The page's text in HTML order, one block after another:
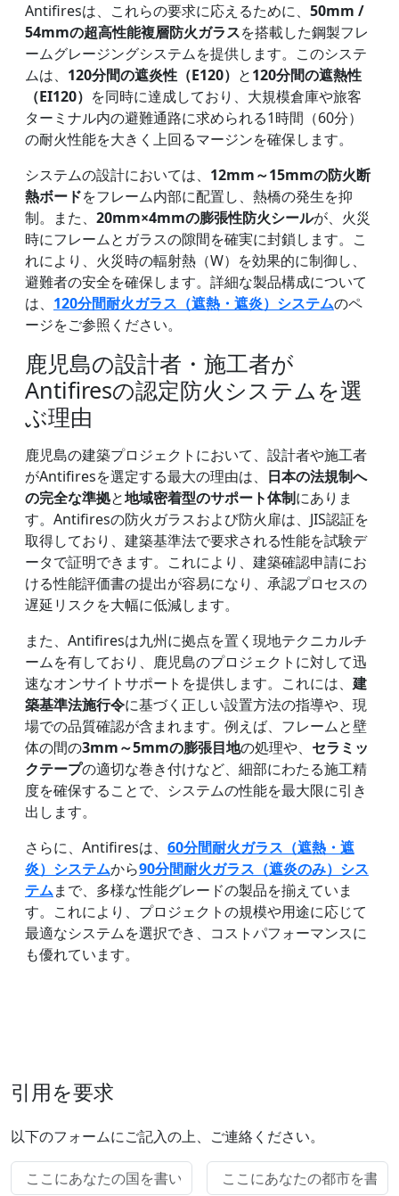
Antifiresは、これらの要求に応えるために、 50mm /
54mmの超高性能複層防火ガラスを搭載した鋼製フレ
ームグレージングシステムを提供します。このシステ
ムは、 120分間の遮炎性（E120） と120分間の遮熱性
（EI120） を同時に達成しており、大規模倉庫や旅客
ターミナル内の避難通路に求められる1時間（60分）
の耐火性能を大きく上回るマージンを確保します。
システムの設計においては、 12mm～15mmの防火断
熱ボードをフレーム内部に配置し、熱橋の発生を抑
制。また、 20mm×4mmの膨張性防火シールが、火災
時にフレームとガラスの隙間を確実に封鎖します。こ
れにより、火災時の輻射熱（W）を効果的に制御し、
避難者の安全を確保します。詳細な製品構成について
は、 120分間耐火ガラス（遮熱・遮炎）システムのペ
ージをご参照ください。
鹿児島の設計者・施工者が
Antifiresの認定防火システムを選
ぶ理由
鹿児島の建築プロジェクトにおいて、設計者や施工者
がAntifiresを選定する最大の理由は、 日本の法規制へ
の完全な準拠と地域密着型のサポート体制にありま
す。Antifiresの防火ガラスおよび防火扉は、JIS認証を
取得しており、建築基準法で要求される性能を試験デ
ータで証明できます。これにより、建築確認申請にお
ける性能評価書の提出が容易になり、承認プロセスの
遅延リスクを大幅に低減します。
また、Antifiresは九州に拠点を置く現地テクニカルチ
ームを有しており、鹿児島のプロジェクトに対して迅
速なオンサイトサポートを提供します。これには、 建
築基準法施行令に基づく正しい設置方法の指導や、現
場での品質確認が含まれます。例えば、フレームと壁
体の間の3mm～5mmの膨張目地の処理や、 セラミッ
クテープの適切な巻き付けなど、細部にわたる施工精
度を確保することで、システムの性能を最大限に引き
出します。
さらに、Antifiresは、 60分間耐火ガラス（遮熱・遮
炎）システムから90分間耐火ガラス（遮炎のみ）シス
テムまで、多様な性能グレードの製品を揃えていま
す。これにより、プロジェクトの規模や用途に応じて
最適なシステムを選択でき、コストパフォーマンスに
も優れています。
引用を要求
以下のフォームにご記入の上、ご連絡ください。